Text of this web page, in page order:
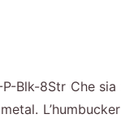
P-Blk-8Str Che